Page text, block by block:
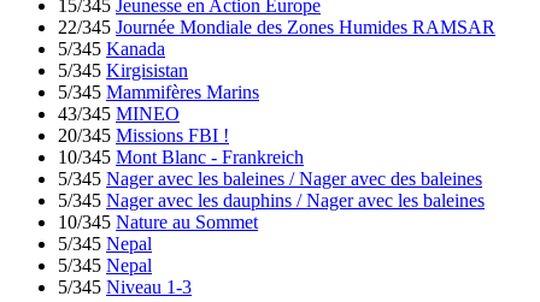
15/345 Jeunesse en Action Europe
22/345 Journée Mondiale des Zones Humides RAMSAR
5/345 Kanada
5/345 Kirgisistan
5/345 Mammifères Marins
43/345 MINEO
20/345 Missions FBI !
10/345 Mont Blanc - Frankreich
5/345 Nager avec les baleines / Nager avec des baleines
5/345 Nager avec les dauphins / Nager avec les baleines
10/345 Nature au Sommet
5/345 Nepal
5/345 Nepal
5/345 Niveau 1-3